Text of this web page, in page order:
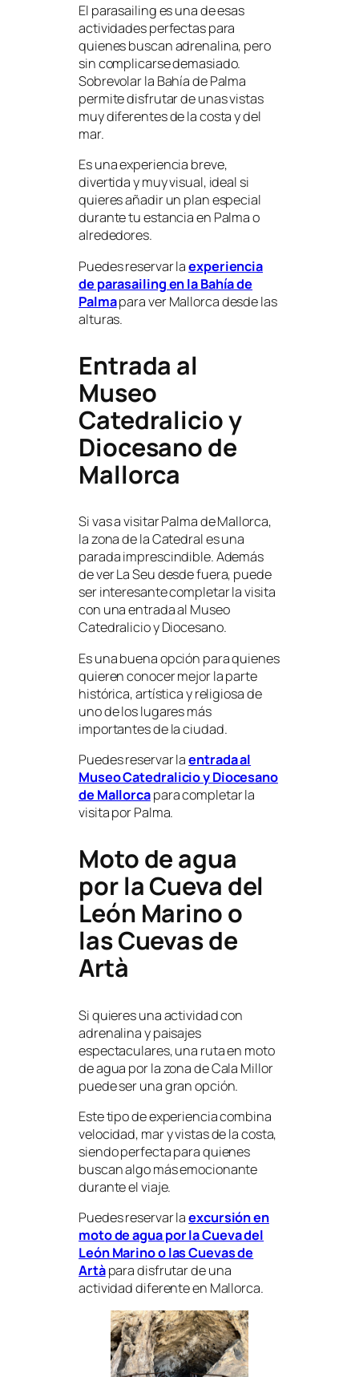
El parasailing es una de esas
actividades perfectas para
quienes buscan adrenalina, pero
sin complicarse demasiado.
Sobrevolar la Bahía de Palma
permite disfrutar de unas vistas
muy diferentes de la costa y del
mar.
Es una experiencia breve,
divertida y muy visual, ideal si
quieres añadir un plan especial
durante tu estancia en Palma o
alrededores.
Puedes reservar laexperiencia
de parasailing en la Bahía de
Palmapara ver Mallorca desde las
alturas.
Entrada al
Museo
Catedralicio y
Diocesano de
Mallorca
Si vas a visitar Palma de Mallorca,
la zona de la Catedral es una
parada imprescindible. Además
de ver La Seu desde fuera, puede
ser interesante completar la visita
con una entrada al Museo
Catedralicio y Diocesano.
Es una buena opción para quienes
quieren conocer mejor la parte
histórica, artística y religiosa de
uno de los lugares más
importantes de la ciudad.
Puedes reservar laentrada al
Museo Catedralicio y Diocesano
de Mallorcapara completar la
visita por Palma.
Moto de agua
por la Cueva del
León Marino o
las Cuevas de
Artà
Si quieres una actividad con
adrenalina y paisajes
espectaculares, una ruta en moto
de agua por la zona de Cala Millor
puede ser una gran opción.
Este tipo de experiencia combina
velocidad, mar y vistas de la costa,
siendo perfecta para quienes
buscan algo más emocionante
durante el viaje.
Puedes reservar laexcursión en
moto de agua por la Cueva del
León Marino o las Cuevas de
Artàpara disfrutar de una
actividad diferente en Mallorca.